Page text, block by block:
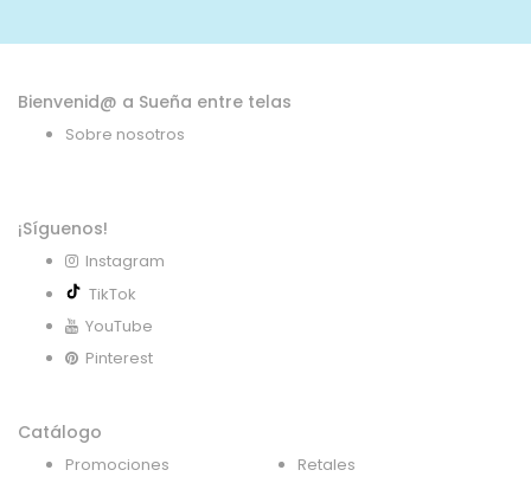
Bienvenid@ a Sueña entre telas
Sobre nosotros
¡Síguenos!
Instagram
TikTok
YouTube
Pinterest
Catálogo
Promociones Retales